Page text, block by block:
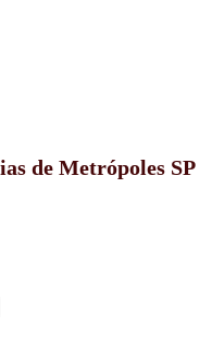
de Metrópoles SP